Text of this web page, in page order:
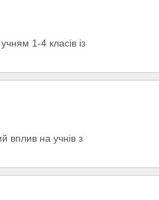
1-4 класів із
вплив на учнів з